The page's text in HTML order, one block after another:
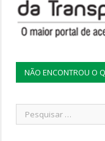
NÃO ENCONTROU O